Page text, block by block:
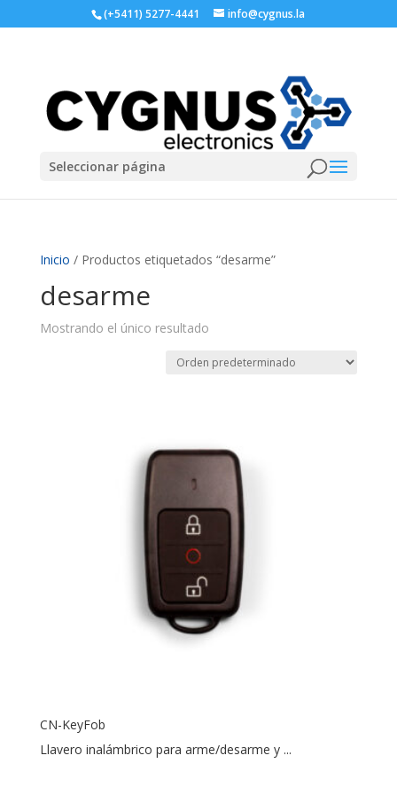
(+5411) 5277-4441 info@cygnus.la
Seleccionar página
Inicio / Productos etiquetados “desarme”
desarme
Mostrando el único resultado
CN-KeyFob
Llavero inalámbrico para arme/desarme y ...